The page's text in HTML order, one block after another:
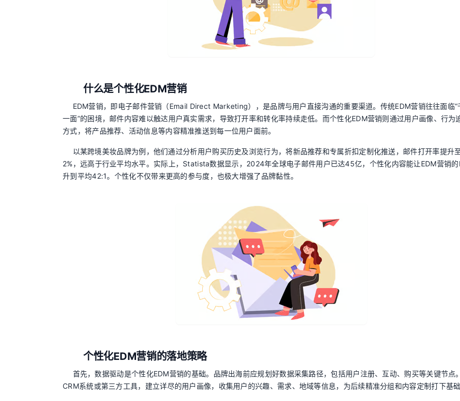
什么是个性化EDM营销
EDM营销，即电子邮件营销（Email Direct Marketing），是品牌与用户直接沟通的重要渠道。传统EDM营销往往面临“
一面”的困境，邮件内容难以触达用户真实需求，导致打开率和转化率持续走低。而个性化EDM营销则通过用户画像、行为
方式，将产品推荐、活动信息等内容精准推送到每一位用户面前。
以某跨境美妆品牌为例，他们通过分析用户购买历史及浏览行为，将新品推荐和专属折扣定制化推送，邮件打开率提升
2%，远高于行业平均水平。实际上，Statista数据显示，2024年全球电子邮件用户已达45亿，个性化内容能让EDM营销的
升到平均42:1。个性化不仅带来更高的参与度，也极大增强了品牌黏性。
个性化EDM营销的落地策略
首先，数据驱动是个性化EDM营销的基础。品牌出海前应规划好数据采集路径，包括用户注册、互动、购买等关键节点
CRM系统或第三方工具，建立详尽的用户画像，收集用户的兴趣、需求、地域等信息，为后续精准分组和内容定制打下基础